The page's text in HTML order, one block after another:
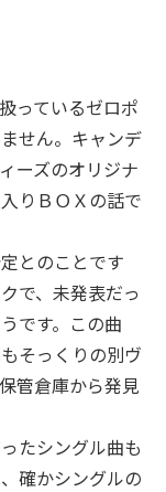
っているゼロポ
せん。キャンデ
ーズのオリジナ
りＢＯＸの話で
とのことです
で、未発表だっ
です。この曲
そっくりの別ヴ
管倉庫から発見
たシングル曲も
確かシングルの